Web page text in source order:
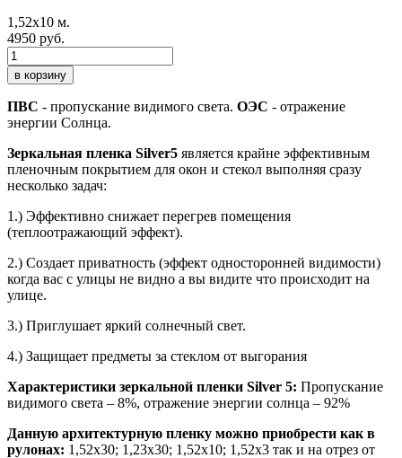
1,52х10 м.
4950 руб.
в корзину
ПВС - пропускание видимого света. ОЭС - отражение
энергии Солнца.
Зеркальная пленка Silver5 является крайне эффективным
пленочным покрытием для окон и стекол выполняя сразу
несколько задач:
1.) Эффективно снижает перегрев помещения
(теплоотражающий эффект).
2.) Создает приватность (эффект односторонней видимости)
когда вас с улицы не видно а вы видите что происходит на
улице.
3.) Приглушает яркий солнечный свет.
4.) Защищает предметы за стеклом от выгорания
Характеристики зеркальной пленки Silver 5: Пропускание
видимого света – 8%, отражение энергии солнца – 92%
Данную архитектурную пленку можно приобрести как в
рулонах: 1,52х30; 1,23х30; 1,52х10; 1,52x3 так и на отрез от